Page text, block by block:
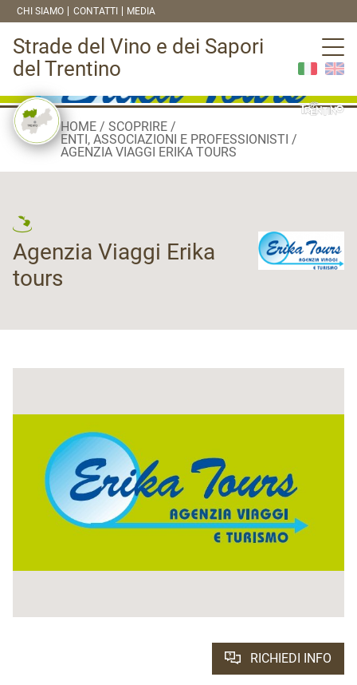
CHI SIAMO CONTATTI MEDIA
Strade del Vino e dei Sapori
del Trentino
HOME
SCOPRIRE
ENTI, ASSOCIAZIONI E PROFESSIONISTI
AGENZIA VIAGGI ERIKA TOURS
Agenzia Viaggi Erika
tours
RICHIEDI INFO